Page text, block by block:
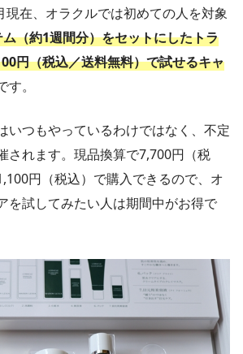
現在、オラクルでは初めての人を対象
（約1週間分）をセットにしたトラ
円（税込／送料無料）で試せるキャ
。
いつもやっているわけではなく、不定
されます。現品換算で7,700円（税
円（税込）で購入できるので、オ
を試してみたい人は期間中がお得で